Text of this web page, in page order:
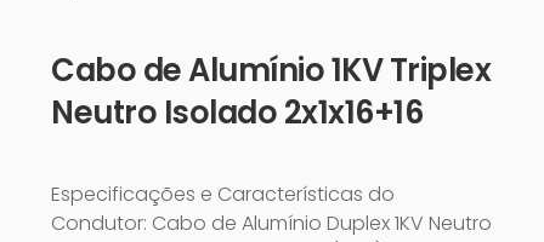
Cabo de Alumínio 1KV Triplex
Neutro Isolado 2x1x16+16
Especificações e Características do
Condutor: Cabo de Alumínio Duplex 1KV Neutro